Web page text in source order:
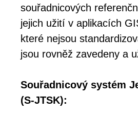
souřadnicových
jejich užití v aplikacích
které nejsou
jsou rovněž zavedeny a
Souřadnicový systém
(S-JTSK):